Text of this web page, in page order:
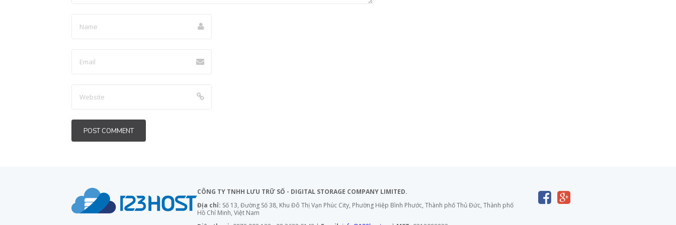
CÔNG TY TNHH LƯU TRỮ SỐ - DIGITAL STORAGE COMPANY LIMITED.
Địa chỉ: Số 13, Đường Số 38, Khu Đô Thị Vạn Phúc City, Phường Hiệp Bình Phước, Thành phố Thủ Đức, Thành phố
Hồ Chí Minh, Việt Nam